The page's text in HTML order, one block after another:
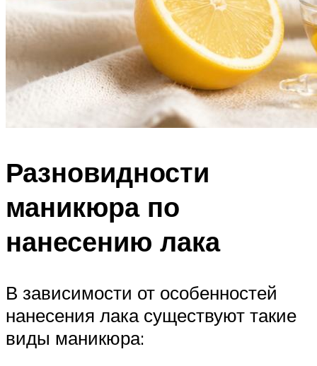
Разновидности
маникюра по
нанесению лака
В зависимости от особенностей
нанесения лака существуют такие
виды маникюра: